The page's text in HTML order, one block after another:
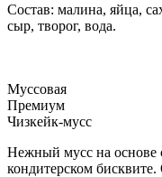
Состав: малина, яйца,
сыр, творог, вода.
Муссовая
Премиум
Чизкейк-мусс
Нежный мусс на основе
кондитерском